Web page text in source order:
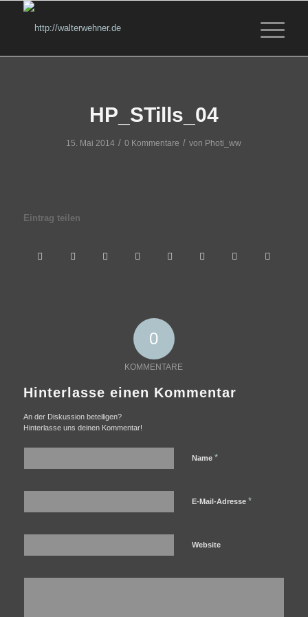
HP_STills_04
15. Mai 2014 / 0 Kommentare / von Photi_ww
Eintrag teilen
0
KOMMENTARE
Hinterlasse einen Kommentar
An der Diskussion beteiligen?
Hinterlasse uns deinen Kommentar!
Name *
E-Mail-Adresse *
Website